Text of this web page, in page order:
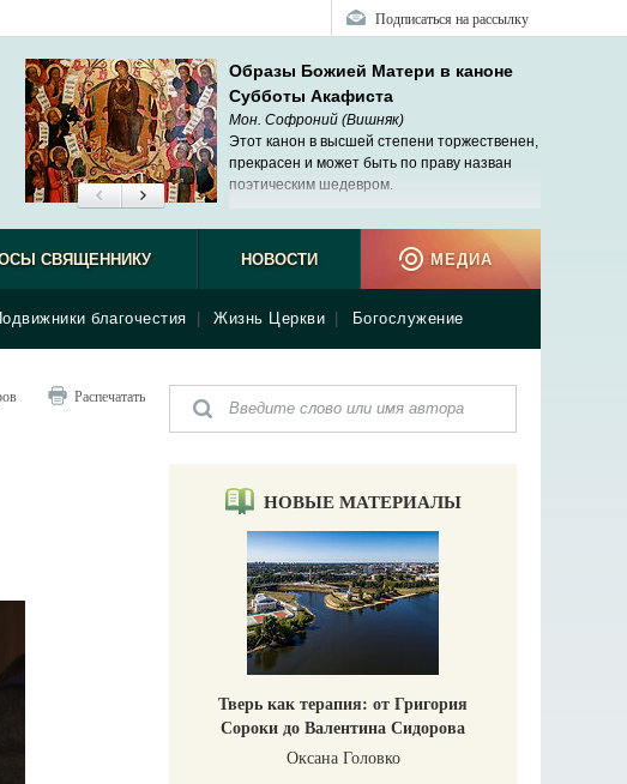
Подписаться на рассылку
Образы Божией Матери в каноне
Субботы Акафиста
Мон. Софроний (Вишняк)
Этот канон в высшей степени торжественен,
прекрасен и может быть по праву назван
поэтическим шедевром.
благочестия Жизнь Церкви Богослужение
СВЯЩЕННИКУ НОВОСТИ МЕДИА
Распечатать
НОВЫЕ МАТЕРИАЛЫ
Тверь как терапия: от Григория
Сороки до Валентина Сидорова
Оксана Головко